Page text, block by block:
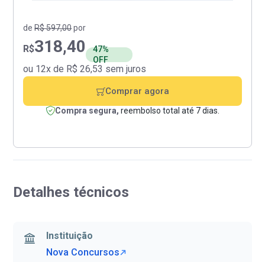
Detalhes técnicos
Instituição
Nova Concursos
deR$ 597,00por
R$318,40
47%
OFF
ou 12x de R$ 26,53 sem juros
Comprar agora
Compra segura, reembolso total até 7 dias.